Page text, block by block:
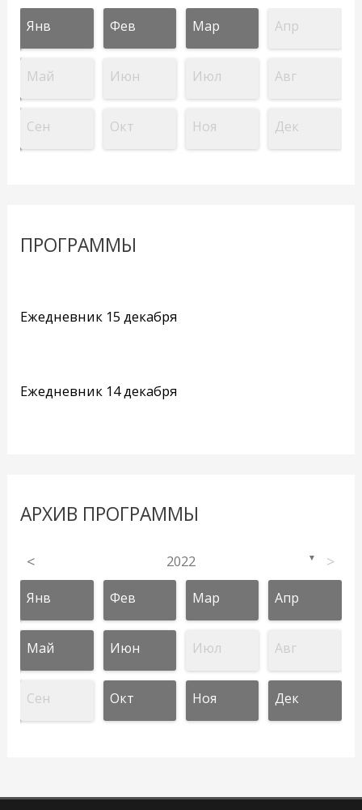
Янв Фев Мар Апр
Май Июн Июл Авг
Сен Окт Ноя Дек
ПРОГРАММЫ
Ежедневник 15 декабря
Ежедневник 14 декабря
АРХИВ ПРОГРАММЫ
< 2022 ▼ >
Янв Фев Мар Апр
Май Июн Июл Авг
Сен Окт Ноя Дек